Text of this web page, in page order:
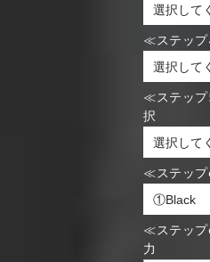
≪ステッ
≪ステッ
択
≪ステッ
≪ステップ
力